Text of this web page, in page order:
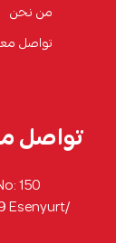
من نحن
تواصل
تواصل
150
Esenyurt/